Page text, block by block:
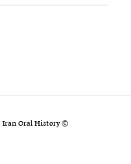
© Copyright 2020 -
Iran Oral History